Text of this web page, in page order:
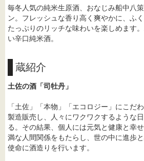
毎冬人気の純米生原酒、おなじみ船中八
ン。フレッシュな香り高く爽やかに、ふ
たっぷりのリッチな味わいを楽しめます
い辛口純米酒。
蔵紹介
土佐の酒「司牡丹」
「土佐」「本物」「エコロジー」にこだ
製造販売し、人々にワクワクするような
る。その結果、個人には元気と健康と幸
満な人間関係をもたらし、世の中に進歩
使命に酒造りを行います。